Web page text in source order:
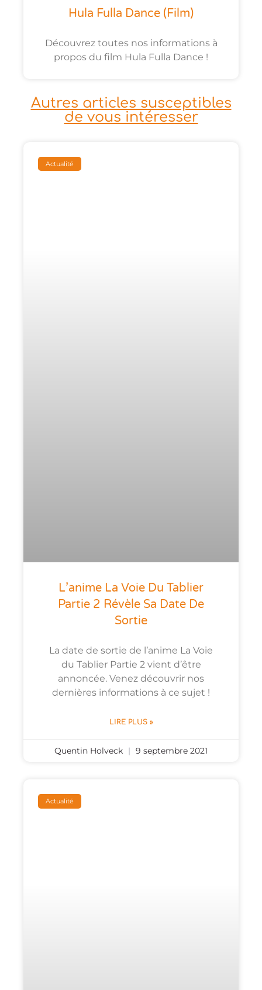
Hula Fulla Dance (film)
Découvrez toutes nos informations à
propos du film Hula Fulla Dance !
Autres articles susceptibles
de vous intéresser
Actualité
L’anime La Voie Du Tablier
Partie 2 Révèle Sa Date De
Sortie
La date de sortie de l’anime La Voie
du Tablier Partie 2 vient d’être
annoncée. Venez découvrir nos
dernières informations à ce sujet !
LIRE PLUS »
Quentin Holveck 9 septembre 2021
Actualité